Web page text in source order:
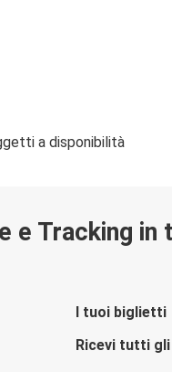
a disponibilità
e Tracking in
I tuoi biglietti
Ricevi tutti